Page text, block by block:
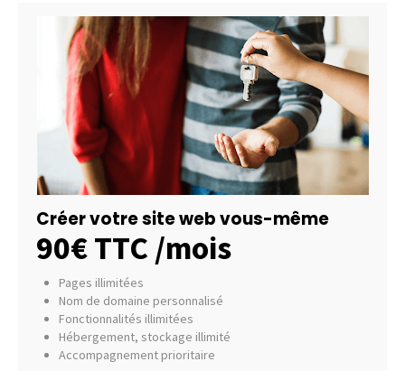
Créer votre site web vous-même
90€ TTC /mois
Pages illimitées
Nom de domaine personnalisé
Fonctionnalités illimitées
Hébergement, stockage illimité
Accompagnement prioritaire